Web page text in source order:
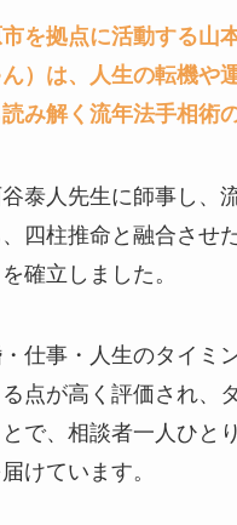
を拠点に活動する山
）は、人生の転機や
み解く流年法手相術
泰人先生に師事し、
四柱推命と融合させ
確立しました。
仕事・人生のタイミ
点が高く評価され、
で、相談者一人ひと
けています。